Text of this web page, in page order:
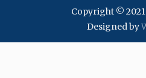
Copyright ©
Designed by